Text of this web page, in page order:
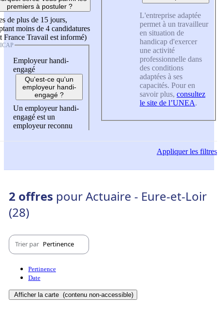
premiers à postuler ?
de plus de 15 jours,
moins de 4 candidatures
France Travail est informé)
Employeur handi-
engagé
Qu'est-ce qu'un
employeur handi-
engagé ?
Un employeur handi-
engagé est un
employeur reconnu
L'entreprise adaptée
permet à un travailleur
en situation de
handicap d'exercer
une activité
professionnelle dans
des conditions
adaptées à ses
capacités. Pour en
savoir plus, consultez
le site de l’UNEA.
Appliquerles filtres
2 offres pour Actuaire - Eure-et-Loir
(28)
Trier par Pertinence
Pertinence
Date
Afficher la carte (contenu non-accessible)